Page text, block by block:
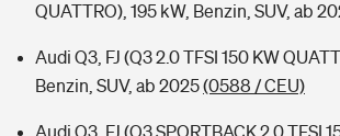
QUATTRO), 195 kW, Benzin, SUV, ab
Audi Q3, FJ (Q3 2.0 TFSI 150 KW
Benzin, SUV, ab 2025(0588 / CEU)
Audi Q3, FJ (Q3 SPORTBACK 2.0 TFSI